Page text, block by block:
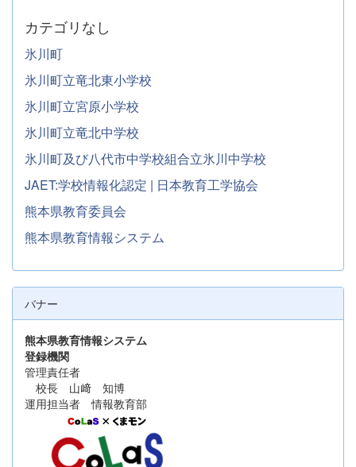
カテゴリなし
氷川町
氷川町立竜北東小学校
氷川町立宮原小学校
氷川町立竜北中学校
氷川町及び八代市中学校組合立氷川中学校
JAET:学校情報化認定 | 日本教育工学協会
熊本県教育委員会
熊本県教育情報システム
バナー
熊本県教育情報システム
登録機関
管理責任者
校長 山﨑 知博
運用担当者 情報教育部